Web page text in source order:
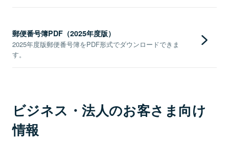
郵便番号簿PDF（2025年度版）
2025年度版郵便番号簿をPDF形式でダウンロードできま
す。
ビジネス・法人のお客さま向け
情報